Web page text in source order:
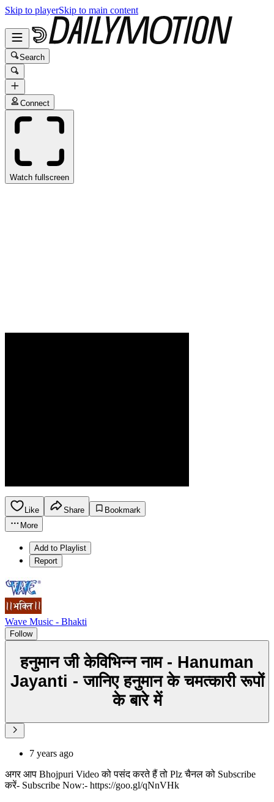
Skip to playerSkip to main content
Search
Connect
Watch fullscreen
Like Share
Bookmark
More
Add to Playlist
Report
Wave Music - Bhakti
Follow
हनुमान जी केविभिन्न नाम - Hanuman
Jayanti - जानिए हनुमान के चमत्कारी रूपों
के बारे में
7 years ago
अगर आप Bhojpuri Video को पसंद करते हैं तो Plz चैनल को Subscribe
करें- Subscribe Now:- https://goo.gl/qNnVHk